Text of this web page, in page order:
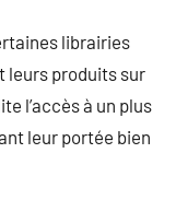
librairies
leurs produits sur
l’accès à un plus
leur portée bien